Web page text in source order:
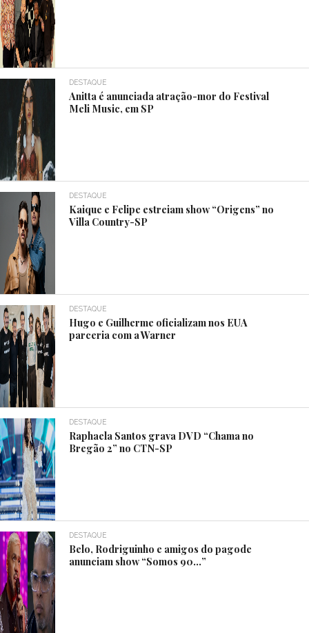
DESTAQUE
Anitta é anunciada atração-mor do Festival
Meli Music, em SP
DESTAQUE
Kaique e Felipe estreiam show “Origens” no
Villa Country-SP
DESTAQUE
Hugo e Guilherme oficializam nos EUA
parceria com a Warner
DESTAQUE
Raphaela Santos grava DVD “Chama no
Bregão 2” no CTN-SP
DESTAQUE
Belo, Rodriguinho e amigos do pagode
anunciam show “Somos 90…”